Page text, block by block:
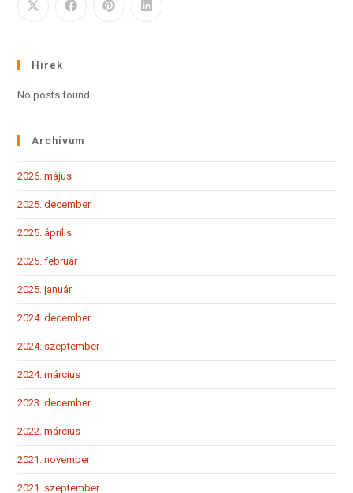
Hírek
No posts found.
Archívum
2026. május
2025. december
2025. április
2025. február
2025. január
2024. december
2024. szeptember
2024. március
2023. december
2022. március
2021. november
2021. szeptember